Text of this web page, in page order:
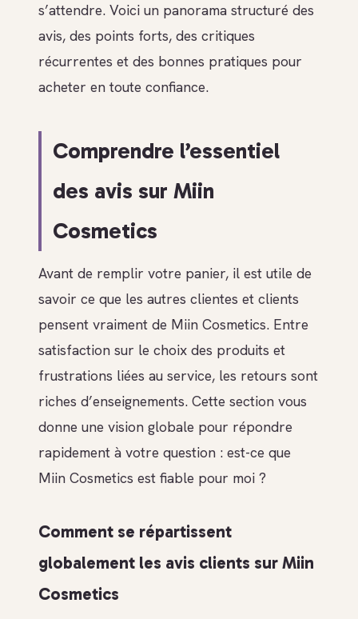
s’attendre. Voici un panorama structuré des
avis, des points forts, des critiques
récurrentes et des bonnes pratiques pour
acheter en toute confiance.
Comprendre l’essentiel
des avis sur Miin
Cosmetics
Avant de remplir votre panier, il est utile de
savoir ce que les autres clientes et clients
pensent vraiment de Miin Cosmetics. Entre
satisfaction sur le choix des produits et
frustrations liées au service, les retours sont
riches d’enseignements. Cette section vous
donne une vision globale pour répondre
rapidement à votre question : est-ce que
Miin Cosmetics est fiable pour moi ?
Comment se répartissent
globalement les avis clients sur Miin
Cosmetics